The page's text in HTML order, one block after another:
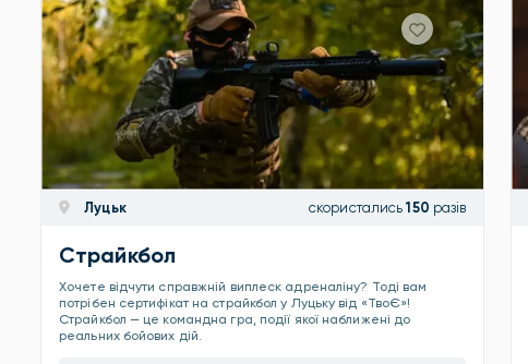
Луцьк скористались 150 разів
Страйкбол
Хочете відчути справжній виплеск адреналіну? Тоді вам
потрібен сертифікат на страйкбол у Луцьку від «ТвоЄ»!
Страйкбол — це командна гра, події якої наближені до
реальних бойових дій.